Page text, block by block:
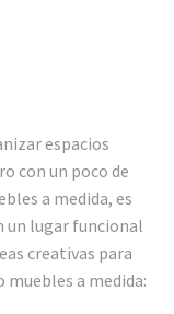
espacios
con un poco de
a medida, es
un lugar funcional
creativas para
a medida: